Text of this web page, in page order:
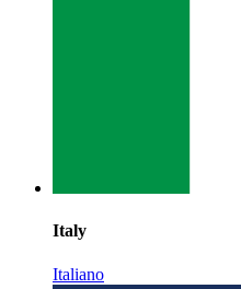
Italy
Italiano